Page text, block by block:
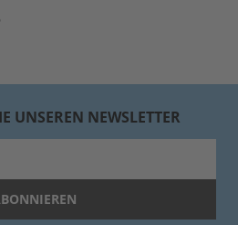
UNSEREN NEWSLETTER